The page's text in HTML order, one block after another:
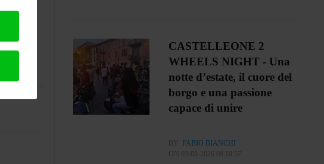
CASTELLEONE 2
WHEELS NIGHT - Una
notte d’estate, il cuore del
borgo e una passione
capace di unire
BY
FABIO BIANCHI
ON 03-08-2026 08:10:57